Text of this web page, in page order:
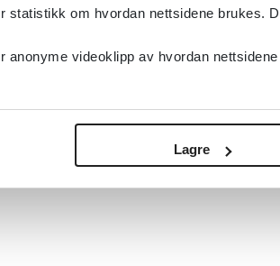
statistikk om hvordan nettsidene brukes.
anonyme videoklipp av hvordan
Lagre